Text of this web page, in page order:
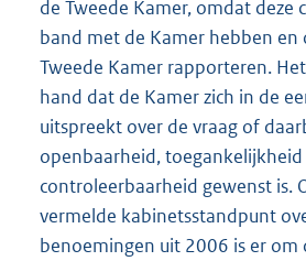
de Tweede Kamer, omdat deze
band met de Kamer hebben en
Tweede Kamer rapporteren.
hand dat de Kamer zich in de
uitspreekt over de vraag of
openbaarheid,
controleerbaarheid gewenst is.
vermelde kabinetsstandpunt
benoemingen uit 2006 is er om